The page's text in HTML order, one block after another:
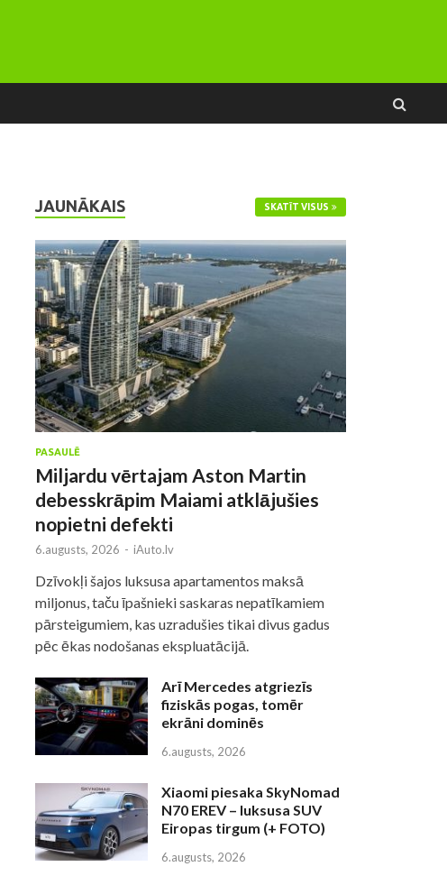
JAUNĀKAIS SKATĪT VISUS
PASAULĒ
Miljardu vērtajam Aston Martin
debesskrāpim Maiami atklājušies
nopietni defekti
6.augusts, 2026 - iAuto.lv
Dzīvokļi šajos luksusa apartamentos maksā
miljonus, taču īpašnieki saskaras nepatīkamiem
pārsteigumiem, kas uzradušies tikai divus gadus
pēc ēkas nodošanas ekspluatācijā.
Arī Mercedes atgriezīs
fiziskās pogas, tomēr
ekrāni dominēs
6.augusts, 2026
Xiaomi piesaka SkyNomad
N70 EREV – luksusa SUV
Eiropas tirgum (+ FOTO)
6.augusts, 2026